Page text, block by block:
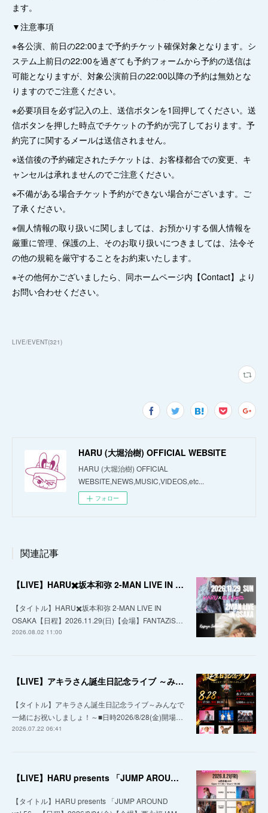
ます。
▼注意事項
※各公演、前日の22:00まで予約チケット確保対象となります。シ
ステム上前日の22:00を過ぎても予約フォームから予約の送信は
可能となりますが、対象公演前日の22:00以降の予約は無効とな
りますのでご注意ください。
※必要項目を必ず記入の上、送信ボタンを1回押してください。送
信ボタンを押した時点でチケットの予約が完了しております。予
約完了に関するメールは送信されません。
※送信後の予約確定されたチケットは、お客様都合での変更、キ
ャンセルは承れませんのでご注意ください。
※不備がある場合チケット予約ができない場合がございます。ご
了承ください。
※個人情報の取り扱いに関しましては、お預かりする個人情報を
厳重に管理、保護の上、そのお取り扱いにつきましては、法令そ
の他の規範を厳守することをお約束いたします。
※その他何かございましたら、同ホームページ内【Contact】より
お問い合わせください。
LIVE/EVENT(321)
HARU (大堀治樹) OFFICIAL WEBSITE
HARU (大堀治樹) OFFICIAL
WEBSITE,NEWS,MUSIC,VIDEOS,etc...
フォロー
関連記事
【LIVE】HARU✖️坂本和弥 2-MAN LIVE IN OSAKA
【タイトル】HARU✖️坂本和弥 2-MAN LIVE IN
OSAKA【日程】2026.11.29(日)【会場】FANTAZiS…
2026.08.02 11:00
【LIVE】アキラさん誕生日記念ライブ ～みんなで一緒にお祝いしましょ！～
【タイトル】アキラさん誕生日記念ライブ～みんなで
一緒にお祝いしましょ！～■日時2026/8/28(金)開場…
2026.07.22 06:41
【LIVE】HARU presents 「JUMP AROUND vol.56」
【タイトル】HARU presents 「JUMP AROUND